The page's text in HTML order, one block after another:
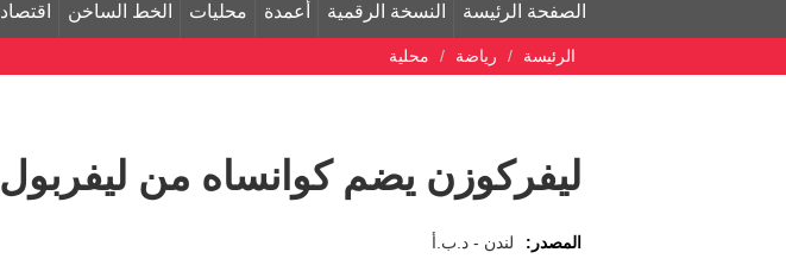
الصفحة الرئيسة النسخة الرقمية أعمدة محليات الخط الساخن اقتصاد
الرئيسة رياضة محلية
ليفركوزن يضم كوانساه من ليفربول
المصدر: لندن - د.ب.أ